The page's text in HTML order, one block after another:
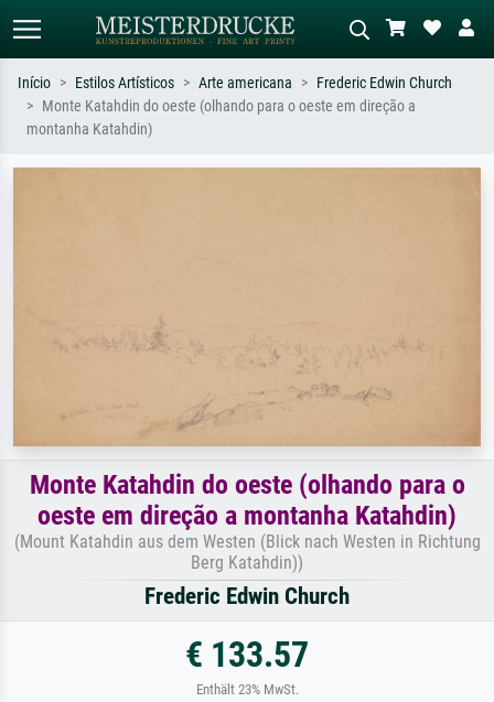
Pesquisa padrão
Início Estilos Artísticos Arte americana
Frederic Edwin Church
Monte Katahdin do oeste (olhando para o oeste em direção a
montanha Katahdin)
Monte Katahdin do oeste (olhando para o
oeste em direção a montanha Katahdin)
(Mount Katahdin aus dem Westen (Blick nach Westen in Richtung
Berg Katahdin))
Frederic Edwin Church
€ 133.57
Enthält 23% MwSt.